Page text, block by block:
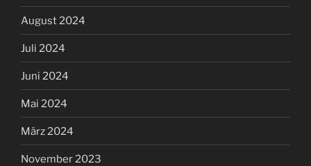
August 2024
Juli 2024
Juni 2024
Mai 2024
März 2024
November 2023